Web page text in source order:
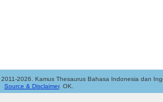
2026. Kamus Thesaurus Bahasa Indonesia dan
Source & Disclaimer. OK.